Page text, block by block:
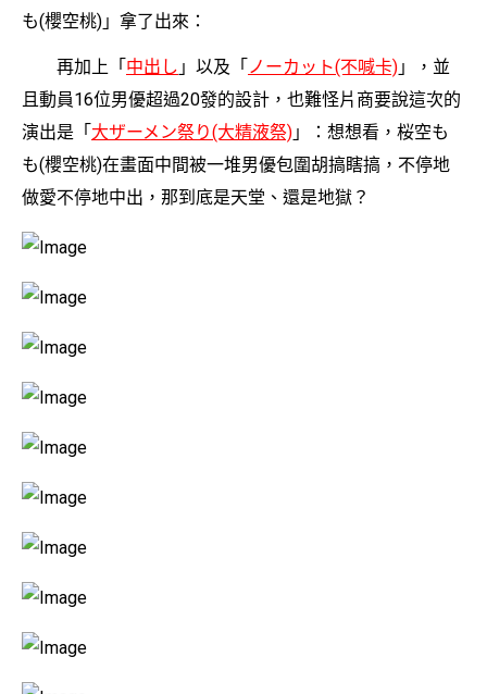
も(櫻空桃)」拿了出來：
再加上「 中出し 」以及「 ノーカット(不喊卡) 」，並
且動員16位男優超過20發的設計，也難怪片商要說這次的
演出是「 大ザーメン祭り(大精液祭) 」：想想看，桜空も
も(櫻空桃)在畫面中間被一堆男優包圍胡搞瞎搞，不停地
做愛不停地中出，那到底是天堂、還是地獄？